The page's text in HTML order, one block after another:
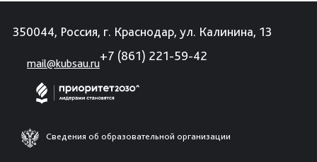
350044, Россия, г. Краснодар, ул. Калинина, 13
mail@kubsau.ru
+7 (861) 221-59-42
Сведения об образовательной организации